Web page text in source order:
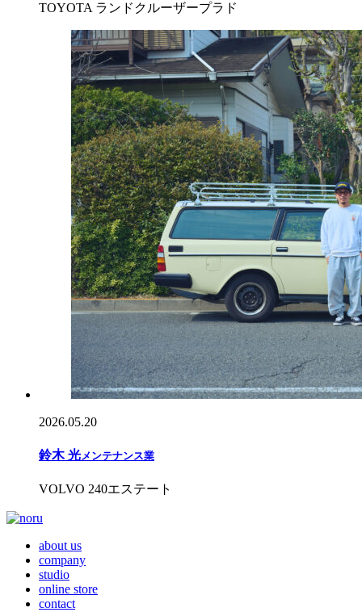
TOYOTA ランドクルーザープラド
2026.05.20
鈴木 光 メンテナンス業
VOLVO 240エステート
about us
company
studio
online store
contact